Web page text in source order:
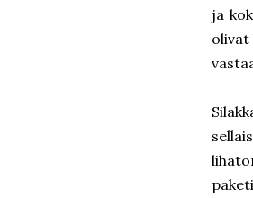
ja
olivat